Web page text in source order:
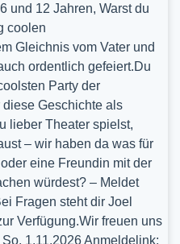
und 12 Jahren, Warst du
coolen
Gleichnis vom Vater und
ordentlich gefeiert.Du
Party der
Geschichte als
lieber Theater spielst,
– wir haben da was für
eine Freundin mit der
würdest? – Meldet
Fragen steht dir Joel
Verfügung.Wir freuen uns
1.11.2026 Anmeldelink: